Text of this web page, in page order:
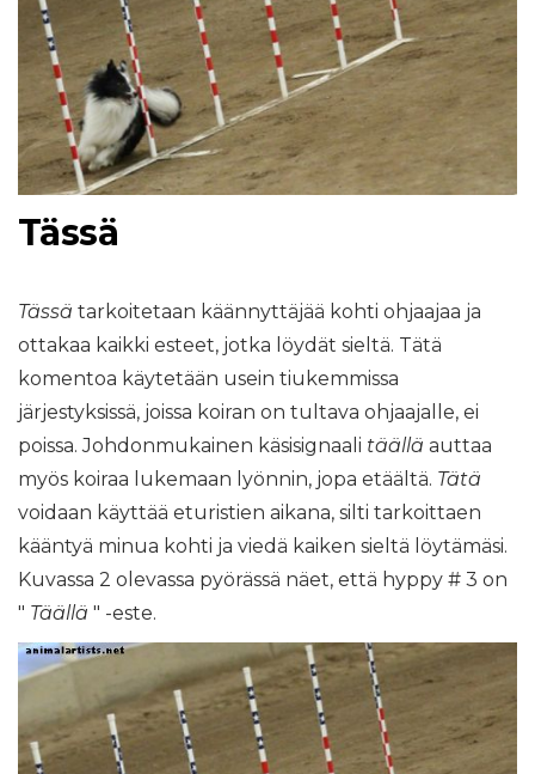
Tässä
Tässä tarkoitetaan käännyttäjää kohti ohjaajaa ja
ottakaa kaikki esteet, jotka löydät sieltä. Tätä
komentoa käytetään usein tiukemmissa
järjestyksissä, joissa koiran on tultava ohjaajalle, ei
poissa. Johdonmukainen käsisignaali täällä auttaa
myös koiraa lukemaan lyönnin, jopa etäältä. Tätä
voidaan käyttää eturistien aikana, silti tarkoittaen
kääntyä minua kohti ja viedä kaiken sieltä löytämäsi.
Kuvassa 2 olevassa pyörässä näet, että hyppy # 3 on
" Täällä " -este.